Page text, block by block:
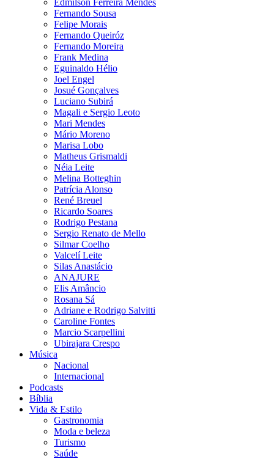
Edmilson Ferreira Mendes
Fernando Sousa
Felipe Morais
Fernando Queiróz
Fernando Moreira
Frank Medina
Eguinaldo Hélio
Joel Engel
Josué Gonçalves
Luciano Subirá
Magali e Sergio Leoto
Mari Mendes
Mário Moreno
Marisa Lobo
Matheus Grismaldi
Néia Leite
Melina Botteghin
Patrícia Alonso
René Breuel
Ricardo Soares
Rodrigo Pestana
Sergio Renato de Mello
Silmar Coelho
Valcelí Leite
Silas Anastácio
ANAJURE
Elis Amâncio
Rosana Sá
Adriane e Rodrigo Salvitti
Caroline Fontes
Marcio Scarpellini
Ubirajara Crespo
Música
Nacional
Internacional
Podcasts
Bíblia
Vida & Estilo
Gastronomia
Moda e beleza
Turismo
Saúde